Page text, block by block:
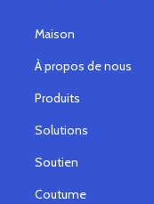
Maison
À propos de nous
Produits
Solutions
Soutien
Coutume